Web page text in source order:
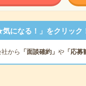
になる！」をクリック
から 「面談確約」 や「応募